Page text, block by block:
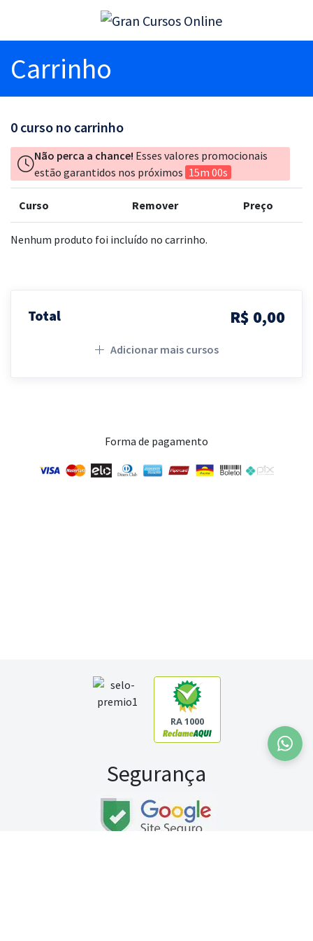
Carrinho
0 curso no carrinho
Não perca a chance! Esses valores promocionais
estão garantidos nos próximos 15m 00s
Curso Remover Preço
Nenhum produto foi incluído no carrinho.
Total R$ 0,00
Adicionar mais cursos
Forma de pagamento
RA 1000
Segurança